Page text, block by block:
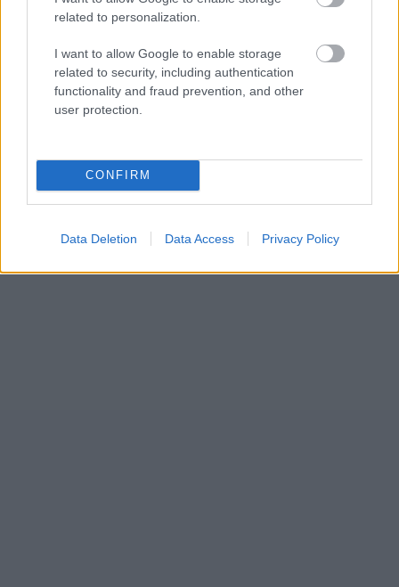
related to personalization.
I want to allow Google to enable storage
related to security, including authentication
functionality and fraud prevention, and other
user protection.
CONFIRM
Data Deletion Data Access Privacy Policy